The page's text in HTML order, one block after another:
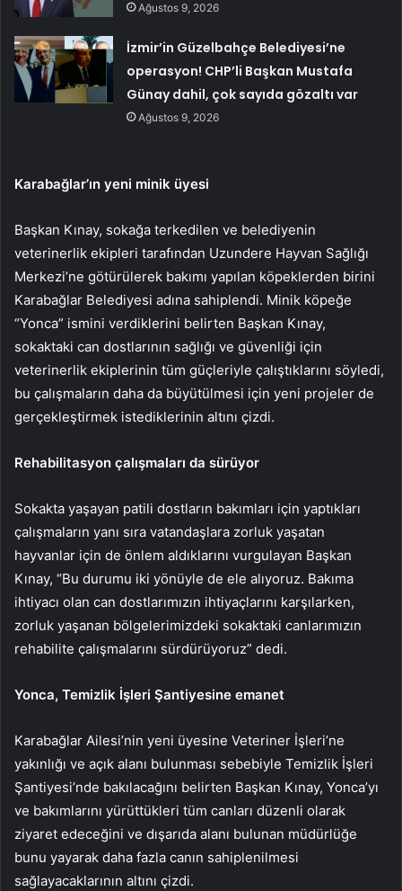
Ağustos 9, 2026
İzmir’in Güzelbahçe Belediyesi’ne
operasyon! CHP’li Başkan Mustafa
Günay dahil, çok sayıda gözaltı var
Ağustos 9, 2026
Karabağlar’ın yeni minik üyesi
Başkan Kınay, sokağa terkedilen ve belediyenin
veterinerlik ekipleri tarafından Uzundere Hayvan Sağlığı
Merkezi’ne götürülerek bakımı yapılan köpeklerden birini
Karabağlar Belediyesi adına sahiplendi. Minik köpeğe
“Yonca” ismini verdiklerini belirten Başkan Kınay,
sokaktaki can dostlarının sağlığı ve güvenliği için
veterinerlik ekiplerinin tüm güçleriyle çalıştıklarını söyledi,
bu çalışmaların daha da büyütülmesi için yeni projeler de
gerçekleştirmek istediklerinin altını çizdi.
Rehabilitasyon çalışmaları da sürüyor
Sokakta yaşayan patili dostların bakımları için yaptıkları
çalışmaların yanı sıra vatandaşlara zorluk yaşatan
hayvanlar için de önlem aldıklarını vurgulayan Başkan
Kınay, “Bu durumu iki yönüyle de ele alıyoruz. Bakıma
ihtiyacı olan can dostlarımızın ihtiyaçlarını karşılarken,
zorluk yaşanan bölgelerimizdeki sokaktaki canlarımızın
rehabilite çalışmalarını sürdürüyoruz” dedi.
Yonca, Temizlik İşleri Şantiyesine emanet
Karabağlar Ailesi’nin yeni üyesine Veteriner İşleri’ne
yakınlığı ve açık alanı bulunması sebebiyle Temizlik İşleri
Şantiyesi’nde bakılacağını belirten Başkan Kınay, Yonca’yı
ve bakımlarını yürüttükleri tüm canları düzenli olarak
ziyaret edeceğini ve dışarıda alanı bulunan müdürlüğe
bunu yayarak daha fazla canın sahiplenilmesi
sağlayacaklarının altını çizdi.